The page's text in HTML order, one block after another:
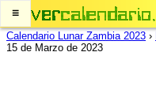
≡
Calendario Lunar Zambia 2023 ›
15 de Marzo de 2023